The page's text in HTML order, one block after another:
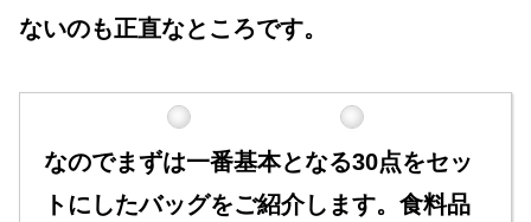
ないのも正直なところです。
なのでまずは一番基本となる30点をセッ
トにしたバッグをご紹介します。食料品